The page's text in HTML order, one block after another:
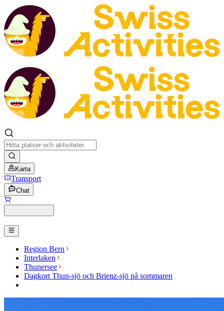
Karta
Transport
Chat
Region Bern
Interlaken
Thunersee
Dagkort Thun-sjö och Brienz-sjö på sommaren